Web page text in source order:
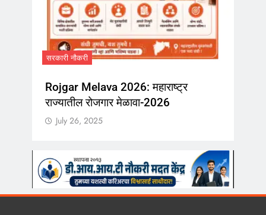
मार्फत ‘गट-क’ पदांच्या 5707 जागांसाठी
भरती
July 26, 2025